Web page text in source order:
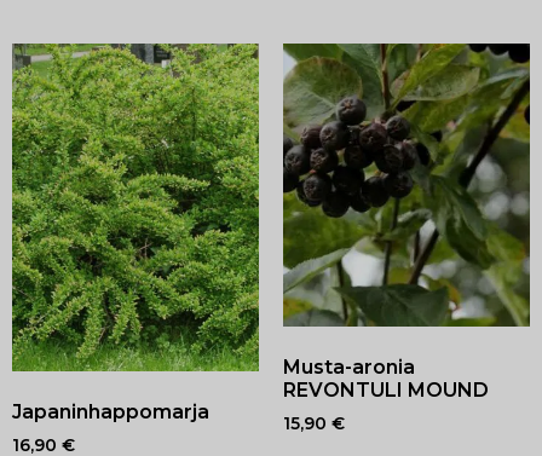
Japaninhappomarja
16,90 €
Musta-aronia
REVONTULI MOUND
15,90 €